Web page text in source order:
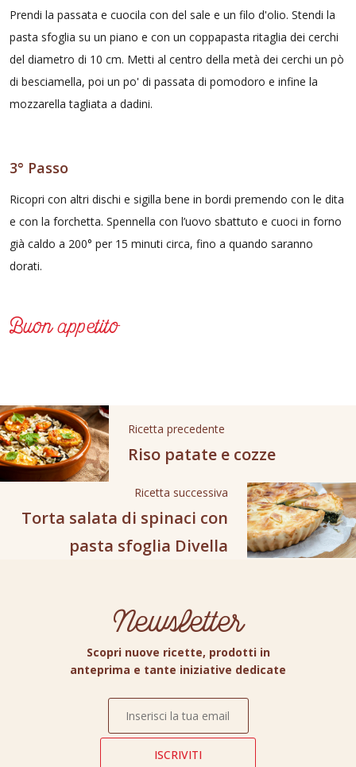
Prendi la passata e cuocila con del sale e un filo d'olio. Stendi la
pasta sfoglia su un piano e con un coppapasta ritaglia dei cerchi
del diametro di 10 cm. Metti al centro della metà dei cerchi un pò
di besciamella, poi un po' di passata di pomodoro e infine la
mozzarella tagliata a dadini.
3° Passo
Ricopri con altri dischi e sigilla bene in bordi premendo con le dita
e con la forchetta. Spennella con l’uovo sbattuto e cuoci in forno
già caldo a 200° per 15 minuti circa, fino a quando saranno
dorati.
Buon appetito
Ricetta precedente
Riso patate e cozze
Ricetta successiva
Torta salata di spinaci con
pasta sfoglia Divella
Newsletter
Scopri nuove ricette, prodotti in
anteprima e tante iniziative dedicate